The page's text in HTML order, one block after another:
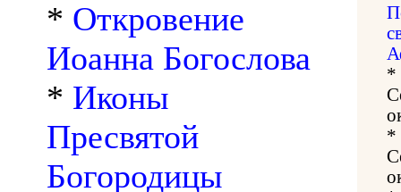
* Откровение
Иоанна Богослова
* Иконы
Пресвятой
Богородицы
*
*